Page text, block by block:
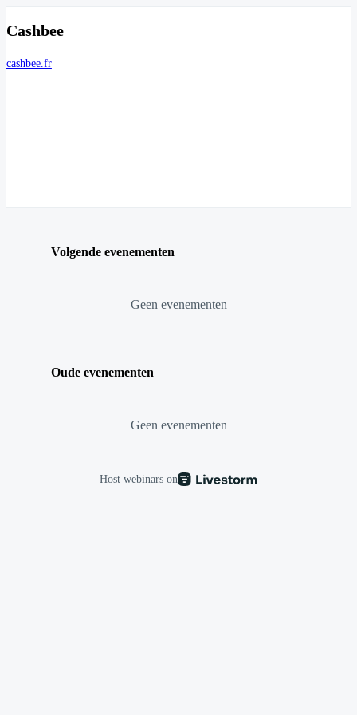
Cashbee
cashbee.fr
Volgende evenementen
Geen evenementen
Oude evenementen
Geen evenementen
Host webinars on